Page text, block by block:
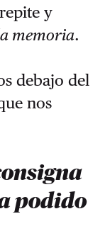
y
memoria.
debajo del
nos
podido